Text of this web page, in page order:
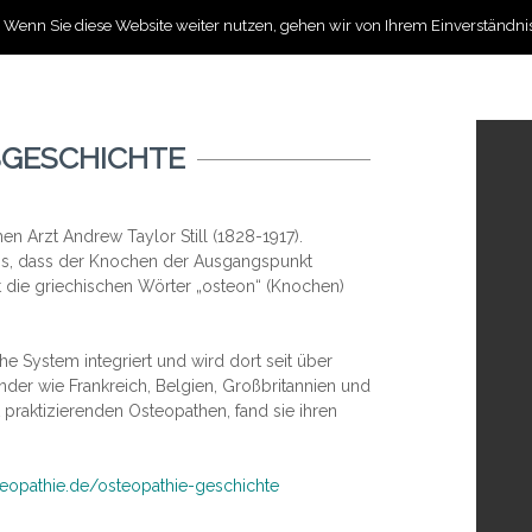
Arzt Andrew Taylor Still (1828-1917).
dass der Knochen der Ausgangspunkt
griechischen Wörter „osteon“ (Knochen)
System integriert und wird dort seit über
wie Frankreich, Belgien, Großbritannien und
Osteopathen, fand sie ihren
osteopathie-geschichte
Wenn Sie diese Website weiter nutzen, gehen wir von Ihrem